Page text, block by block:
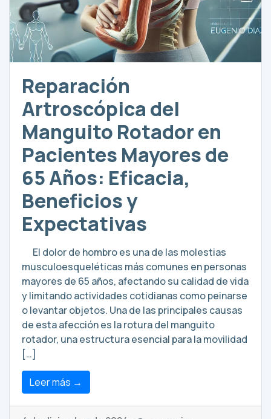
Reparación
Artroscópica del
Manguito Rotador en
Pacientes Mayores de
65 Años: Eficacia,
Beneficios y
Expectativas
El dolor de hombro es una de las molestias
musculoesqueléticas más comunes en personas
mayores de 65 años, afectando su calidad de vida
y limitando actividades cotidianas como peinarse
o levantar objetos. Una de las principales causas
de esta afección es la rotura del manguito
rotador, una estructura esencial para la movilidad
[…]
Leer más →